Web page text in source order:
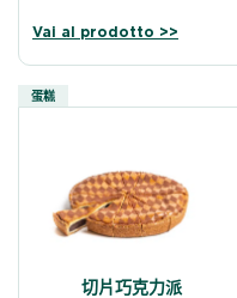
Vai al prodotto >>
蛋糕
切片巧克力派